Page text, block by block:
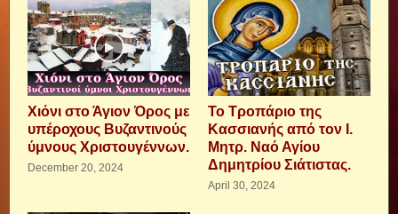
Χιόνι στο Άγιον Όρος με
υπέροχους Βυζαντινούς
ύμνους Χριστουγέννων.
December 20, 2024
Το Τροπάριο της
Κασσιανής από τον Ι.
Μητρ. Ναό Αγίου
Δημητρίου Σιάτιστας.
April 30, 2024